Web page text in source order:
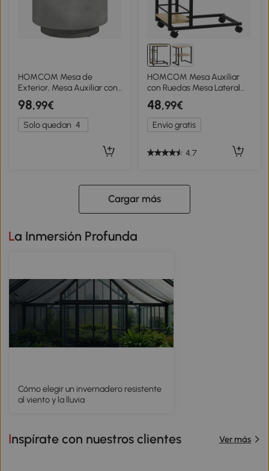
HOMCOM Mesa de
Exterior, Mesa Auxiliar con
Enfriador, Cubo de Hielo,
Gris Claro
98,99€
Solo quedan 4
HOMCOM Mesa Auxiliar
con Ruedas Mesa Lateral
en Forma de C con 2
Estantes Estilo Moderno
60x34,5x64,5 cm Natural
48,99€
Envío gratis
4.7
Cargar más
La Inmersión Profunda
Cómo elegir un invernadero resistente
al viento y la lluvia
Inspírate con nuestros clientes Ver más